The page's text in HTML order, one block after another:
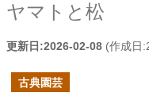
ヤマトと松
更新日:2026-02-08 (作成日:
古典園芸